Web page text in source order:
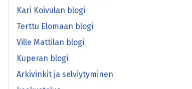
Kari Koivulan blogi
Terttu Elomaan blogi
Ville Mattilan blogi
Kuperan blogi
Arkivinkit ja selviytyminen